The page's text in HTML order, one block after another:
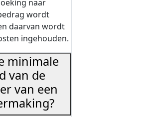
naar
wordt
daarvan wordt
ingehouden.
minimale
van de
van een